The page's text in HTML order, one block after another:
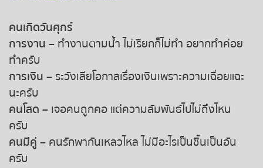
คนเกิดวันศุกร์
การงาน – ทำงานตามน้ำ ไม่เรียกก็ไม่ทำ อยากทำค่อย
ทำครับ
การเงิน – ระวังเสียโอกาสเรื่องเงินเพราะความเฉื่อยแฉะ
นะครับ
คนโสด – เจอคนถูกคอ แต่ความสัมพันธ์ไปไม่ถึงไหน
ครับ
คนมีคู่ – คนรักพากันเหลวไหล ไม่มีอะไรเป็นชิ้นเป็นอัน
ครับ